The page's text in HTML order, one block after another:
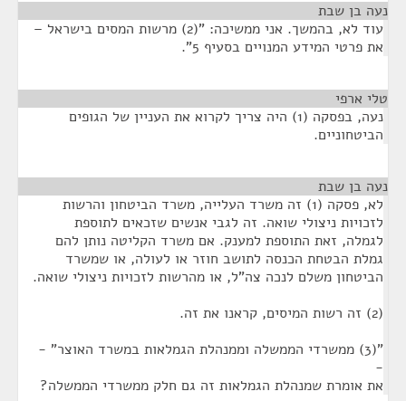
נעה בן שבת
עוד לא, בהמשך. אני ממשיכה: "(2) מרשות המסים בישראל –
את פרטי המידע המנויים בסעיף 5".
טלי ארפי
נעה, בפסקה (1) היה צריך לקרוא את העניין של הגופים
הביטחוניים.
נעה בן שבת
לא, פסקה (1) זה משרד העלייה, משרד הביטחון והרשות
לזכויות ניצולי שואה. זה לגבי אנשים שזכאים לתוספת
לגמלה, זאת התוספת למענק. אם משרד הקליטה נותן להם
גמלת הבטחת הכנסה לתושב חוזר או לעולה, או שמשרד
הביטחון משלם לנכה צה"ל, או מהרשות לזכויות ניצולי שואה.
(2) זה רשות המיסים, קראנו את זה.
"(3) ממשרדי הממשלה וממנהלת הגמלאות במשרד האוצר" -
-
את אומרת שמנהלת הגמלאות זה גם חלק ממשרדי הממשלה?